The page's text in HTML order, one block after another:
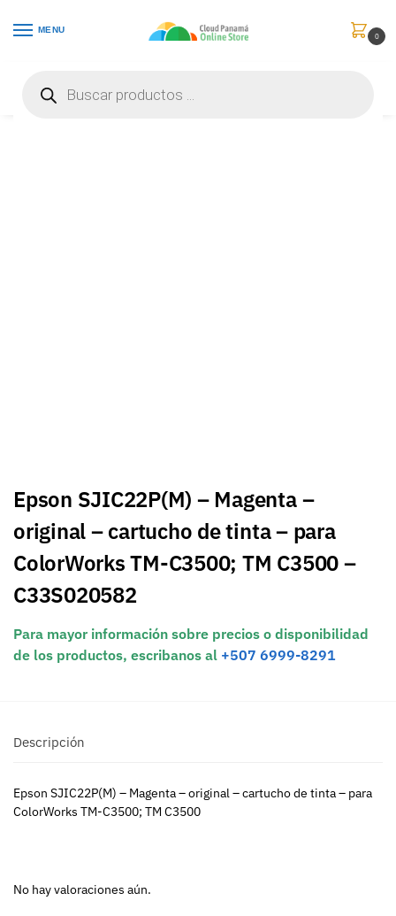
MENU
0
Epson SJIC22P(M) – Magenta –
original – cartucho de tinta – para
ColorWorks TM-C3500; TM C3500 –
C33S020582
Para mayor información sobre precios o disponibilidad
de los productos, escribanos al +507 6999-8291
Descripción
Epson SJIC22P(M) – Magenta – original – cartucho de tinta – para
ColorWorks TM-C3500; TM C3500
No hay valoraciones aún.